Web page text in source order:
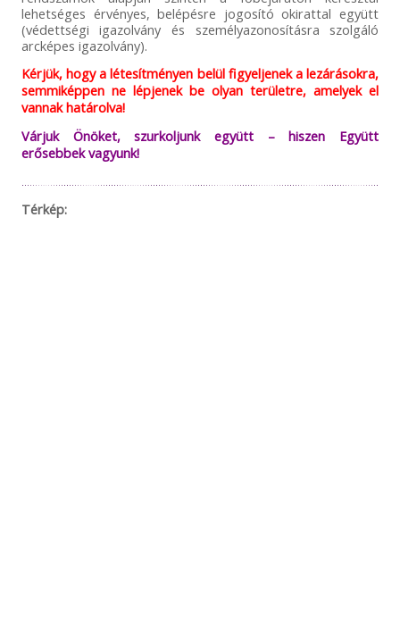
lehetséges érvényes, belépésre jogosító okirattal együtt
(védettségi igazolvány és személyazonosításra szolgáló
arcképes igazolvány).
Kérjük, hogy a létesítményen belül figyeljenek a lezárásokra,
semmiképpen ne lépjenek be olyan területre, amelyek el
vannak határolva!
Várjuk Önöket, szurkoljunk együtt – hiszen Együtt
erősebbek vagyunk!
Térkép: